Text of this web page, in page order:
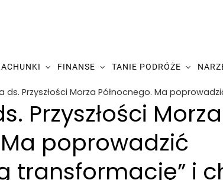
FINANSE TANIE PODRÓŻE
ds. Przyszłości Morza Północnego. Ma
Przyszłości Morza
poprowadzić
transformację” i